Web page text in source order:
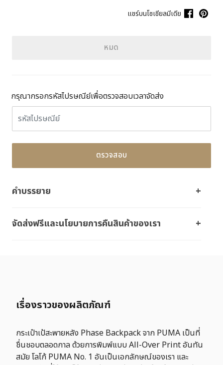
แชร์บนโซเชียลมีเดีย
หมด
กรุณากรอกรหัสไปรษณีย์เพื่อตรวจสอบเวลาจัดส่ง
ตรวจสอบ
คำบรรยาย
จัดส่งฟรีและนโยบายการคืนสินค้าของเรา
เรื่องราวของผลิตภัณฑ์
กระเป๋าเป้สะพายหลัง Phase Backpack จาก PUMA เป็นที่
ชื่นชอบตลอดกาล ด้วยการพิมพ์แบบ All-Over Print อันทัน
สมัย โลโก้ PUMA No. 1 อันเป็นเอกลักษณ์ของเรา และ